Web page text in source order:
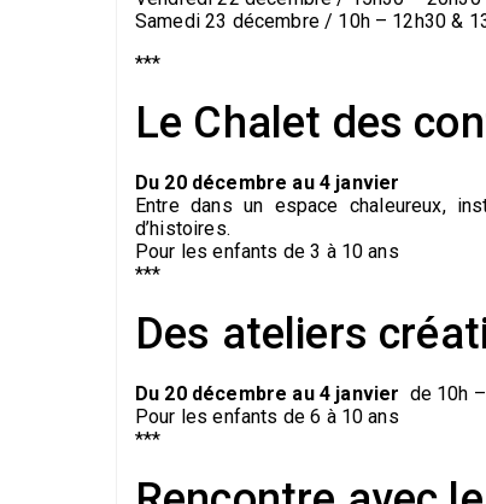
Samedi 23 décembre / 10h – 12h30 &
***
Le Chalet des
Du 20 décembre au 4 janvier
Entre dans un espace chaleureux,
d’histoires.
Pour les enfants de 3 à 10 ans
***
Des ateliers
Du 20 décembre au 4 janvier de 10h
Pour les enfants de 6 à 10 ans
***